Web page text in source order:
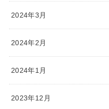
2024年3月
2024年2月
2024年1月
2023年12月